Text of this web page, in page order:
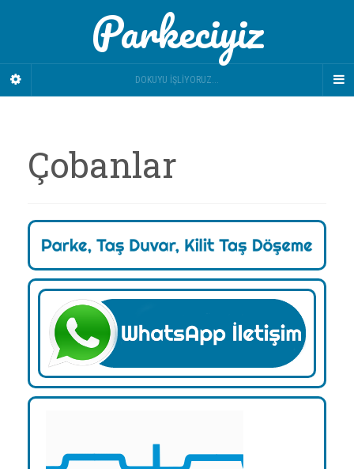
Parkeciyiz
DOKUYU İŞLIYORUZ...
Çobanlar